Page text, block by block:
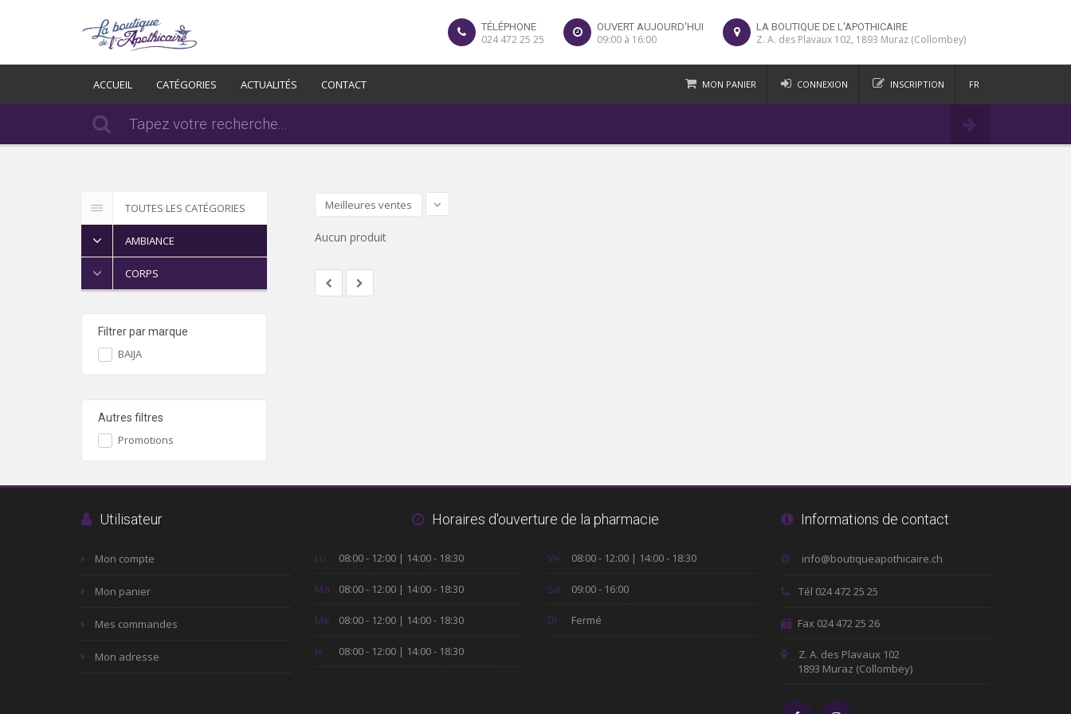
TÉLÉPHONE
024 472 25 25
OUVERT AUJOURD'HUI
09:00 à 16:00
LA BOUTIQUE DE L'APOTHICAIRE
Z. A. des Plavaux 102, 1893 Muraz (Collombey)
ACCUEIL CATÉGORIES ACTUALITÉS CONTACT MON PANIER CONNEXION INSCRIPTION FR
IT
TOUTES LES CATÉGORIES
AMBIANCE
CORPS
Filtrer par marque
BAIJA
Autres filtres
Promotions
Meilleures ventes
Aucun produit
Utilisateur
Mon compte
Mon panier
Mes commandes
Mon adresse
Horaires d'ouverture de la pharmacie
Lu 08:00 - 12:00 | 14:00 - 18:30
Ma 08:00 - 12:00 | 14:00 - 18:30
Me 08:00 - 12:00 | 14:00 - 18:30
Je 08:00 - 12:00 | 14:00 - 18:30
Ve 08:00 - 12:00 | 14:00 - 18:30
Sa 09:00 - 16:00
Di Fermé
Informations de contact
Tél 024 472 25 25
Fax 024 472 25 26
Z. A. des Plavaux 102
1893 Muraz (Collombey)